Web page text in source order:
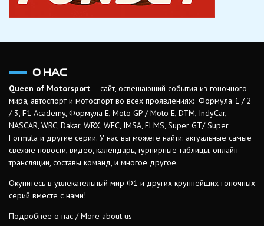
О НАС
Queen of Motorsport – сайт, освещающий события из гоночного
мира, автоспорт и мотоспорт во всех проявлениях: Формула 1 / 2
/ 3, F1 Academy, Формула Е, Moto GP / Moto E, DTM, IndyCar,
NASCAR, WRC, Dakar, WRX, WEC, IMSA, ELMS, Super GT/ Super
Formula и другие серии. У нас вы можете найти: актуальные самые
свежие новости, видео, календарь, турнирные таблицы, онлайн
трансляции, составы команд, и многое другое.
Окунитесь в увлекательный мир Ф1 и других крупнейших гоночных
серий вместе с нами!
Подробнее о нас / More about us